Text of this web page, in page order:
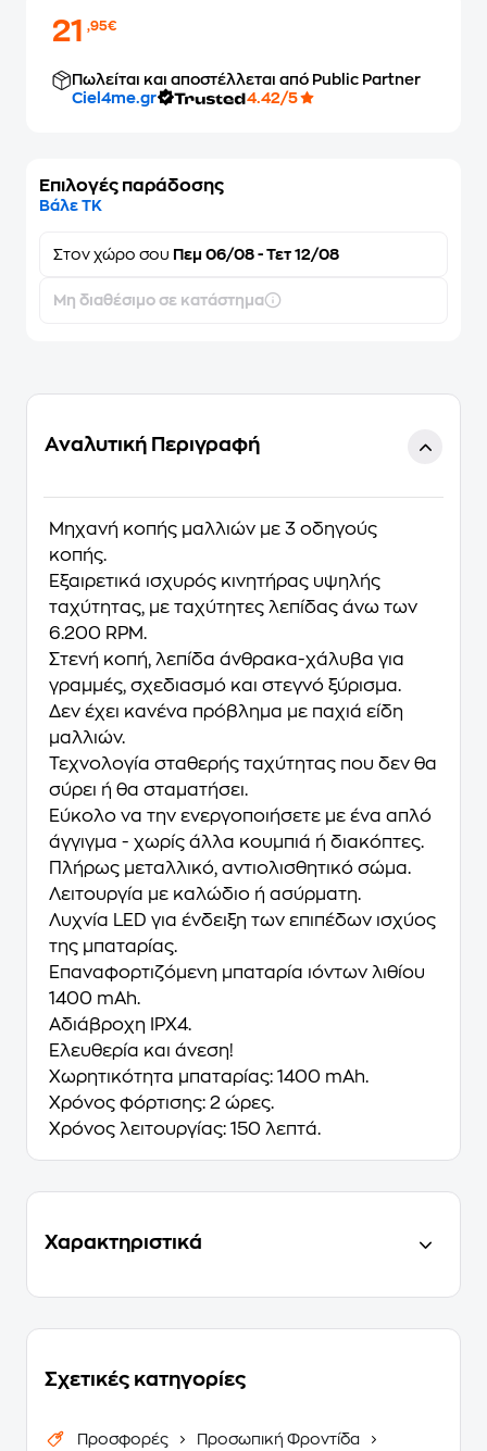
21,95€
Πωλείται και αποστέλλεται από Public Partner
Ciel4me.gr
4.42/5
Επιλογές παράδοσης
Βάλε ΤΚ
Στον χώρο σου Πεμ 06/08 - Τετ 12/08
Μη διαθέσιμο σε κατάστημα
Αναλυτική Περιγραφή
Μηχανή κοπής μαλλιών με 3 οδηγούς
κοπής.
Εξαιρετικά ισχυρός κινητήρας υψηλής
ταχύτητας, με ταχύτητες λεπίδας άνω των
6.200 RPM.
Στενή κοπή, λεπίδα άνθρακα-χάλυβα για
γραμμές, σχεδιασμό και στεγνό ξύρισμα.
Δεν έχει κανένα πρόβλημα με παχιά είδη
μαλλιών.
Τεχνολογία σταθερής ταχύτητας που δεν θα
σύρει ή θα σταματήσει.
Εύκολο να την ενεργοποιήσετε με ένα απλό
άγγιγμα - χωρίς άλλα κουμπιά ή διακόπτες.
Πλήρως μεταλλικό, αντιολισθητικό σώμα.
Λειτουργία με καλώδιο ή ασύρματη.
Λυχνία LED για ένδειξη των επιπέδων ισχύος
της μπαταρίας.
Επαναφορτιζόμενη μπαταρία ιόντων λιθίου
1400 mAh.
Αδιάβροχη IPX4.
Ελευθερία και άνεση!
Χωρητικότητα μπαταρίας: 1400 mAh.
Χρόνος φόρτισης: 2 ώρες.
Χρόνος λειτουργίας: 150 λεπτά.
Χαρακτηριστικά
Σχετικές κατηγορίες
Προσφορές Προσωπική Φροντίδα